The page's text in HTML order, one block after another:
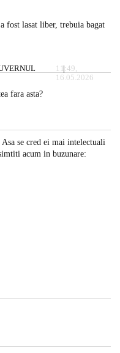
fost lasat liber, trebuia bagat
11:49,
16.05.2026
fara asta?
se cred ei mai intelectuali
acum in buzunare: